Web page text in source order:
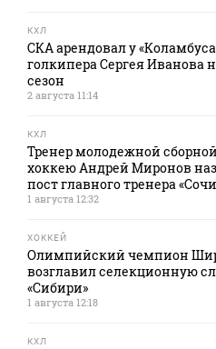
КХЛ
СКА арендовал у
голкипера Сергея Иванова
сезон
2 августа 11:14
КХЛ
Тренер молодежной
хоккею Андрей Миронов
пост главного тренера
1 августа 12:32
ХОККЕЙ
Олимпийский чемпион
возглавил селекционную
«Сибири»
1 августа 12:18
КХЛ